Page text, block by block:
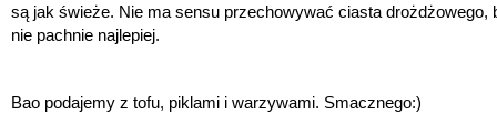
są jak świeże. Nie ma sensu przechowywać ciasta drożdżowego,
nie pachnie najlepiej.
Bao podajemy z tofu, piklami i warzywami. Smacznego:)